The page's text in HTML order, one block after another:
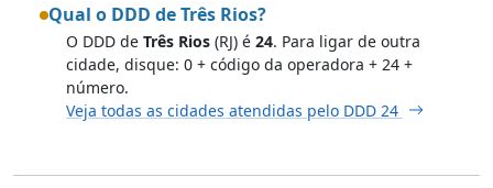
Qual o DDD de Três Rios?
O DDD de Três Rios (RJ) é 24. Para ligar de outra
cidade, disque: 0 + código da operadora + 24 +
número.
Veja todas as cidades atendidas pelo DDD 24